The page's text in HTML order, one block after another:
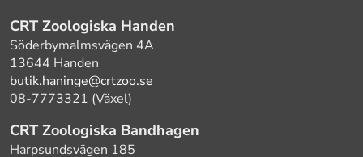
CRT Zoologiska Handen
Söderbymalmsvägen 4A
13644 Handen
butik.haninge@crtzoo.se
08-7773321 (Växel)
CRT Zoologiska Bandhagen
Harpsundsvägen 185